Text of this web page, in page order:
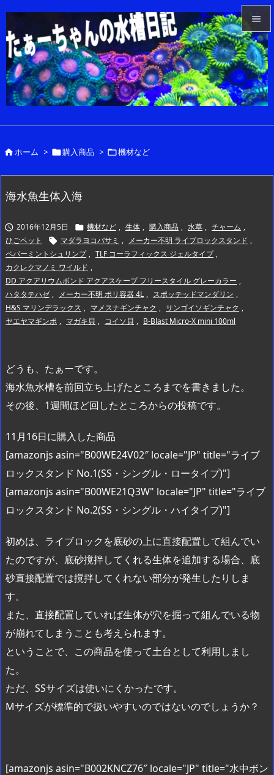


メニュ

サイド


ホーム > 購入商品 > 機材など
海水魚生体入海
 2016年12月5日  機材など , 生体 , 購入商品 , 水草 , チャーム ,
ひごペット
 マダラヨコバサミ , メーカー不明 ライブロックスタンド ,
ペパーミントシュリンプ , TLF コーラフィックス ジェルタイプ ,
カクレクマノミ ワイルド ,
DD アクアリウムボンド アクアスケープ フリースタイル グレーカラー ,
ハタタテハゼ , メーカー不明 ポリ容器 4L , スポッテッドマンダリン ,
H&S マリンデラックス , マメスナギンチャク , サンゴイソギンチャク ,
ヤエヤマギンポ , マガキ貝 , コイソ貝 , B-Blast Micro-X mini 100ml
どうも、たぁーです。
海水魚水槽を前回立ち上げたところまでを書きました。
その後、1週間ほど回したところからの投稿です。
11月16日に購入した商品
[amazonjs asin="B00WE24V02″ locale="JP" title="ライブ
ロックスタンド No.1(SS・シングル・ロータイプ)"]
[amazonjs asin="B00WE21Q3W" locale="JP" title="ライブ
ロックスタンド No.2(SS・シングル・ハイタイプ)"]
初めは、ライブロックを底砂の上に直接配置して組んでい
たのですが、底砂撹拌してくれる生体を追加する場合、底
砂直接配置では撹拌してくれない部分が発生したりしま
す。
また、直接配置していれば生体が穴を掘って組んでいる物
が崩れてしまうことも考えられます。
ということで、この商品を使って土台として利用しまし
た。
ただ、SSサイズは使いにくかったです。
Mサイズが標準的で扱いやすいのではないのでしょうか？
[amazonjs asin="B002KNCZ76″ locale="JP" title="水中ボン